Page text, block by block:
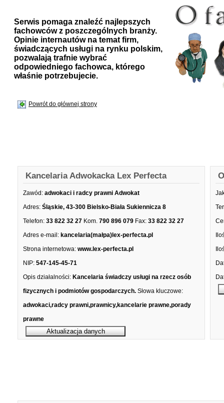
Serwis pomaga znaleźć najlepszych
fachowców z poszczególnych branży.
Opinie internautów na temat firm,
świadczących usługi na rynku polskim,
pozwalają trafnie wybrać
odpowiedniego fachowca, którego
właśnie potrzebujecie.
Powrót do głównej strony
Kancelaria Adwokacka Lex Perfecta
Zawód: adwokaci i radcy prawni Adwokat
Adres: Śląskie, 43-300 Bielsko-Biała Sukiennicza 8
Telefon: 33 822 32 27 Kom. 790 896 079 Fax: 33 822 32 27
Adres e-mail: kancelaria(małpa)lex-perfecta.pl
Strona internetowa: www.lex-perfecta.pl
NIP: 547-145-45-71
Opis działalności: Kancelaria świadczy usługi na rzecz osób
fizycznych i podmiotów gospodarczych. Słowa kluczowe:
adwokaci,radcy prawni,prawnicy,kancelarie prawne,porady
prawne